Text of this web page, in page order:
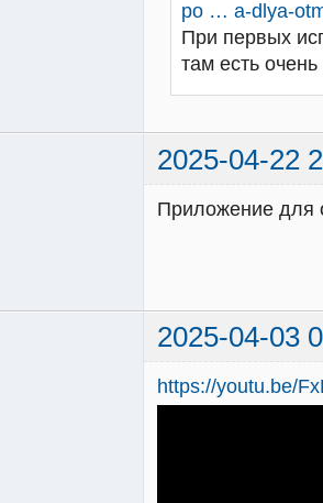
po … a-dlya-
При первых
там есть
2025-04-22
Приложение для
2025-04-03
https://youtu.be/